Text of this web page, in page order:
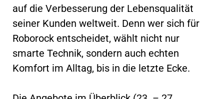
auf die Verbesserung der Lebensqualität
seiner Kunden weltweit. Denn wer sich für
Roborock entscheidet, wählt nicht nur
smarte Technik, sondern auch echten
Komfort im Alltag, bis in die letzte Ecke.